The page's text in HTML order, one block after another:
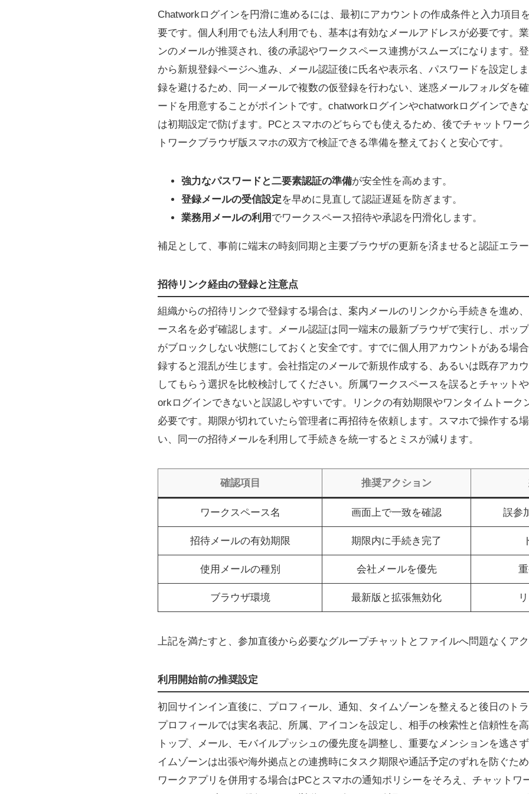
Chatworkログインを円滑に進めるには、最初にアカウントの作成条件と入力項目
要です。個人利用でも法人利用でも、基本は有効なメールアドレスが必要です。
ンのメールが推奨され、後の承認やワークスペース連携がスムーズになります。
から新規登録ページへ進み、メール認証後に氏名や表示名、パスワードを設定し
録を避けるため、同一メールで複数の仮登録を行わない、迷惑メールフォルダを
ードを用意することがポイントです。chatworkログインやchatworkログインでき
は初期設定で防げます。PCとスマホのどちらでも使えるため、後でチャットワー
トワークブラウザ版スマホの双方で検証できる準備を整えておくと安心です。
強力なパスワードと二要素認証の準備が安全性を高めます。
登録メールの受信設定を早めに見直して認証遅延を防ぎます。
業務用メールの利用 でワークスペース招待や承認を円滑化します。
補足として、事前に端末の時刻同期と主要ブラウザの更新を済ませると認証エラ
招待リンク経由の登録と注意点
組織からの招待リンクで登録する場合は、案内メールのリンクから手続きを進め
ース名を必ず確認します。メール認証は同一端末の最新ブラウザで実行し、ポッ
がブロックしない状態にしておくと安全です。すでに個人用アカウントがある場
録すると混乱が生じます。会社指定のメールで新規作成する、あるいは既存アカ
してもらう選択を比較検討してください。所属ワークスペースを誤るとチャット
orkログインできないと誤認しやすいです。リンクの有効期限やワンタイムトーク
必要です。期限が切れていたら管理者に再招待を依頼します。スマホで操作する
い、同一の招待メールを利用して手続きを統一するとミスが減ります。
確認項目 推奨アクション
ワークスペース名 画面上で一致を確認 誤参
招待メールの有効期限 期限内に手続き完了
使用メールの種別 会社メールを優先
ブラウザ環境 最新版と拡張無効化
上記を満たすと、参加直後から必要なグループチャットとファイルへ問題なくア
利用開始前の推奨設定
初回サインイン直後に、プロフィール、通知、タイムゾーンを整えると後日のト
プロフィールでは実名表記、所属、アイコンを設定し、相手の検索性と信頼性を
トップ、メール、モバイルプッシュの優先度を調整し、重要なメンションを逃さ
イムゾーンは出張や海外拠点との連携時にタスク期限や通話予定のずれを防ぐた
ワークアプリを併用する場合はPCとスマホの通知ポリシーをそろえ、チャットワ